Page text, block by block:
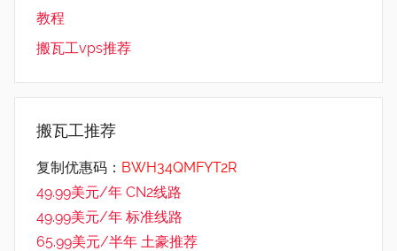
教程
搬瓦工vps推荐
搬瓦工推荐
复制优惠码： BWH34QMFYT2R
49.99美元/年 CN2线路
49.99美元/年 标准线路
65.99美元/半年 土豪推荐